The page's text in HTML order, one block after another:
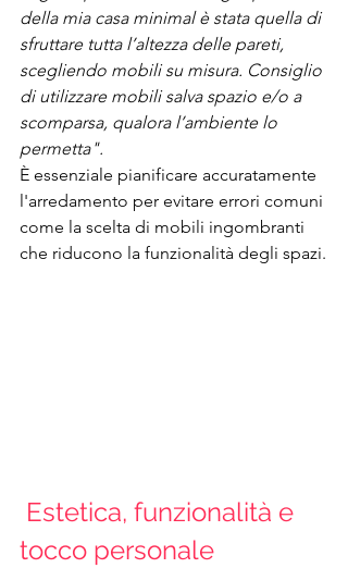
della mia casa minimal è stata quella di
sfruttare tutta l’altezza delle pareti,
scegliendo mobili su misura. Consiglio
di utilizzare mobili salva spazio e/o a
scomparsa, qualora l’ambiente lo
permetta".
È essenziale pianificare accuratamente
l'arredamento per evitare errori comuni
come la scelta di mobili ingombranti
che riducono la funzionalità degli spazi.
Estetica, funzionalità e
tocco personale